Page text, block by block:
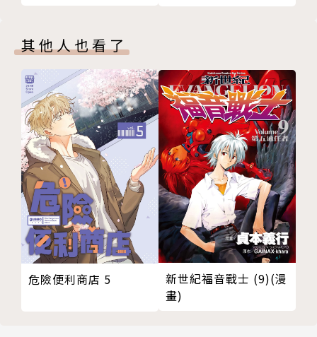
其他人也看了
危險便利商店 5
新世紀福音戰士 (9)(漫
畫)